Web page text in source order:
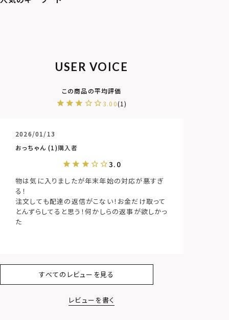
USER VOICE
3.00 1
おっちゃん 1 購入者
2026/01/13
物は気に入りましたが年末年始の対応が悪すぎ
る！
注文しても配達の返信がこない！お金だけ取って
とんずらしてると思う！何かしらの返事が欲しかっ
た
すべてのレビューを見る
レビューを書く